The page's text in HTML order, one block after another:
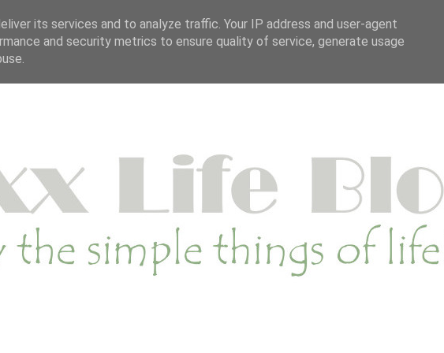
DUURZAME WEBSHOP CATEGORIE SAMENWERKEN
its services and to analyze traffic. Your IP address and user-agent
and security metrics to ensure quality of service, generate usage